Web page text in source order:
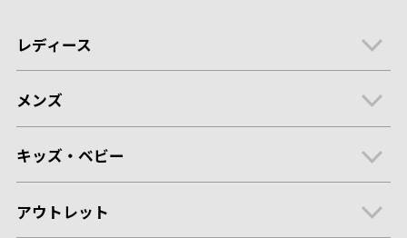
レディース
メンズ
キッズ・ベビー
アウトレット